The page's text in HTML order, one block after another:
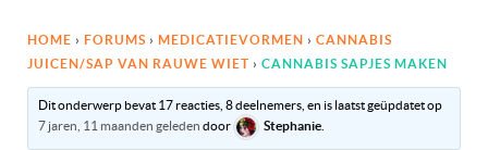
HOME › FORUMS › MEDICATIEVORMEN › CANNABIS
JUICEN/SAP VAN RAUWE WIET › CANNABIS SAPJES MAKEN
Dit onderwerp bevat 17 reacties, 8 deelnemers, en is laatst geüpdatet op
7 jaren, 11 maanden geleden door Stephanie